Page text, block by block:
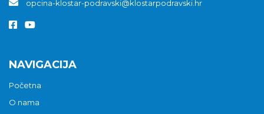
opcina-klostar-podravski@klostarpodravski.hr
NAVIGACIJA
Početna
O nama